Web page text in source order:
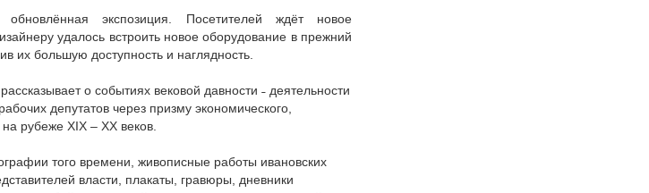
экспозиция. Посетителей ждёт новое
удалось встроить новое оборудование в прежний
их большую доступность и наглядность.
о событиях вековой давности ˗ деятельности
депутатов через призму экономического,
рубеже XIX – XX веков.
того времени, живописные работы ивановских
власти, плакаты, гравюры, дневники